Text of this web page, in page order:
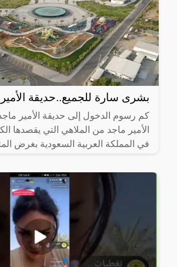
بشرى سارة للجميع..حديقة
كم رسوم الدخول إلى حديقة الأمير
الأمير ماجد من الملاهي التي يقصدها
في المملكة العربية السعودية بغرض